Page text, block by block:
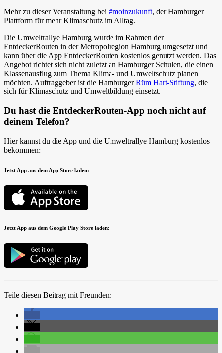
Mehr zu dieser Veranstaltung bei #moinzukunft, der Hamburger
Plattform für mehr Klimaschutz im Alltag.
Die Umweltrallye Hamburg wurde im Rahmen der
EntdeckerRouten in der Metropolregion Hamburg umgesetzt und
kann über die App EntdeckerRouten kostenlos genutzt werden. Das
Angebot richtet sich nicht zuletzt an Hamburger Schulen, die einen
Klassenausflug zum Thema Klima- und Umweltschutz planen
möchten. Auftraggeber ist die HamburgerRüm Hart-Stiftung, die
sich für Klimaschutz und Umweltbildung einsetzt.
Du hast die EntdeckerRouten-App noch nicht auf
deinem Telefon?
Hier kannst du die App und die Umweltrallye Hamburg kostenlos
bekommen:
Jetzt App aus dem App Store laden:
Jetzt App aus dem Google Play Store laden:
Teile diesen Beitrag mit Freunden: